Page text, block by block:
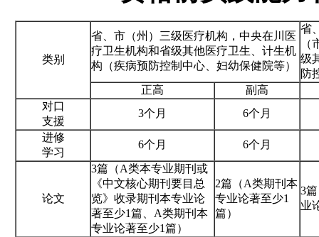
类别
省、市（州）三级医疗机构，中央在川医
疗卫生机构和省级其他医疗卫生、计生机
构（疾病预防控制中心、妇幼保健院等）
省
级
防
正高
副高
对口
支援
3个月
6个月
进修
学习
6个月 6个月
论文
3篇（A类本专业期刊或
《中文核心期刊要目总
览》收录期刊本专业论
著至少1篇、A类期刊本
专业论著至少1篇）
2篇（A类期刊本
专业论著至少1
篇）
3
业